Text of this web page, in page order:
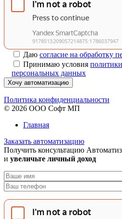
Даю согласие на обработку
Принимаю условия
персональных данных
Хочу автоматизацию
Политика конфиденциальности
© 2026 ООО Софт МП
Главная
Заказать автоматизацию
Получить консультацию
и увеличьте личный доход